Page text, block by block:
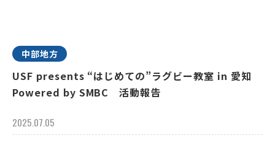
中部地方
USF presents “はじめての”ラグビー教室 in 愛知
Powered by SMBC 活動報告
2025.07.05